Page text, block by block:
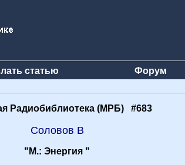
статью Форум
Радиобиблиотека (МРБ) #683
Соловов В
"М.: Энергия "